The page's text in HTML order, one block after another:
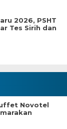
2026, PSHT
Tes Sirih dan
Novotel